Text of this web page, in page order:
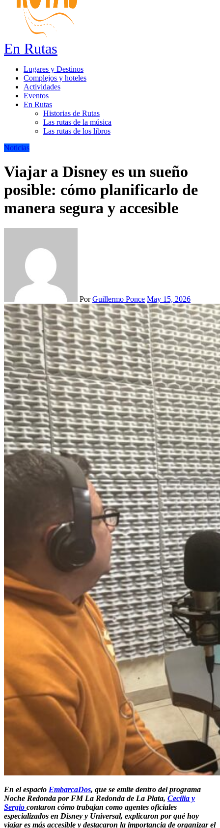
En Rutas
Lugares y Destinos
Complejos y hoteles
Actividades
Eventos
En Rutas
Historias de Rutas
Las rutas de la música
Las rutas de los libros
Noticias
Viajar a Disney es un sueño
posible: cómo planificarlo de
manera segura y accesible
PorGuillermo Ponce May 15, 2026
En el espacio EmbarcaDos, que se emite dentro del programa
Noche Redonda por FM La Redonda de La Plata, Cecilia y
Sergio contaron cómo trabajan como agentes oficiales
especializados en Disney y Universal, explicaron por qué hoy
viajar es más accesible y destacaron la importancia de organizar el